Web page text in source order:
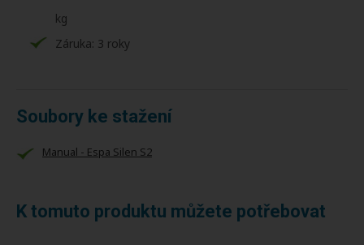
kg
Záruka: 3 roky
Soubory ke stažení
Manual - Espa Silen S2
K tomuto produktu můžete potřebovat